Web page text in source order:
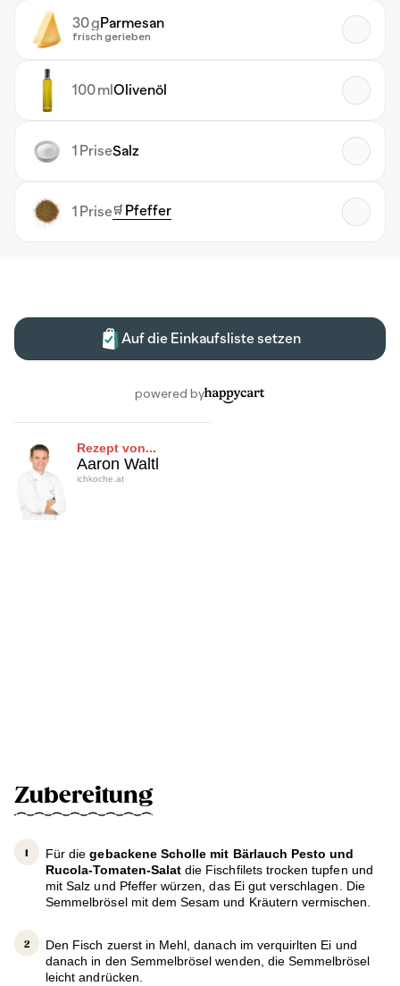
Rezept von...
Aaron Waltl
ichkoche.at
Zubereitung
Für diegebackene Scholle mit Bärlauch Pesto und
Rucola-Tomaten-Salatdie Fischfilets trocken tupfen und
mit Salz und Pfeffer würzen, das Ei gut verschlagen. Die
Semmelbrösel mit dem Sesam und Kräutern vermischen.
Den Fisch zuerst in Mehl, danach im verquirlten Ei und
danach in den Semmelbrösel wenden, die Semmelbrösel
leicht andrücken.